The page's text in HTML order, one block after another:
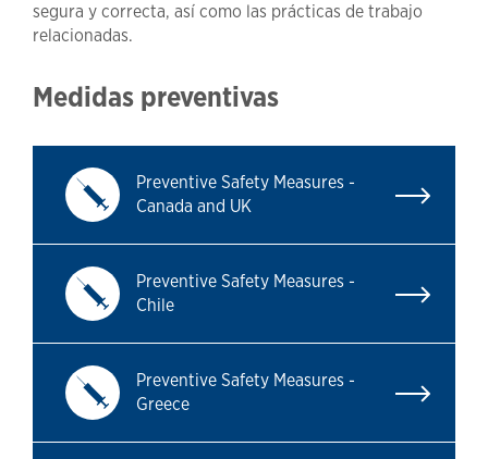
segura y correcta, así como las prácticas de trabajo
relacionadas.
Medidas preventivas
Preventive Safety Measures -
Canada and UK
Preventive Safety Measures -
Chile
Preventive Safety Measures -
Greece